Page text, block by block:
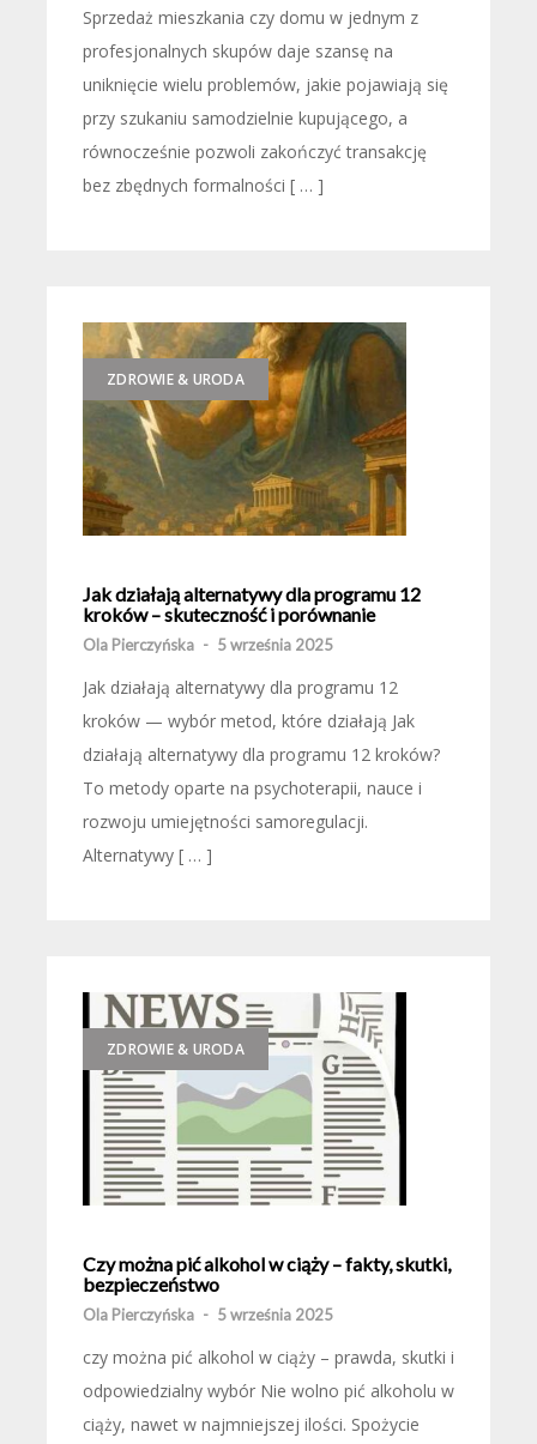
Sprzedaż mieszkania czy domu w jednym z
profesjonalnych skupów daje szansę na
uniknięcie wielu problemów, jakie pojawiają się
przy szukaniu samodzielnie kupującego, a
równocześnie pozwoli zakończyć transakcję
bez zbędnych formalności [ … ]
ZDROWIE & URODA
Jak działają alternatywy dla programu 12
kroków – skuteczność i porównanie
Ola Pierczyńska - 5 września 2025
Jak działają alternatywy dla programu 12
kroków — wybór metod, które działają Jak
działają alternatywy dla programu 12 kroków?
To metody oparte na psychoterapii, nauce i
rozwoju umiejętności samoregulacji.
Alternatywy [ … ]
ZDROWIE & URODA
Czy można pić alkohol w ciąży – fakty, skutki,
bezpieczeństwo
Ola Pierczyńska - 5 września 2025
czy można pić alkohol w ciąży – prawda, skutki i
odpowiedzialny wybór Nie wolno pić alkoholu w
ciąży, nawet w najmniejszej ilości. Spożycie